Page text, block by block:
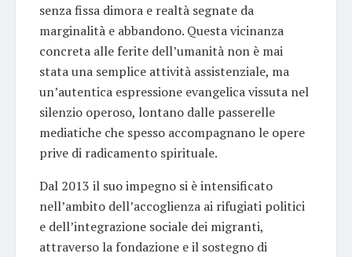
senza fissa dimora e realtà segnate da
marginalità e abbandono. Questa vicinanza
concreta alle ferite dell’umanità non è mai
stata una semplice attività assistenziale, ma
un’autentica espressione evangelica vissuta nel
silenzio operoso, lontano dalle passerelle
mediatiche che spesso accompagnano le opere
prive di radicamento spirituale.
Dal 2013 il suo impegno si è intensificato
nell’ambito dell’accoglienza ai rifugiati politici
e dell’integrazione sociale dei migranti,
attraverso la fondazione e il sostegno di